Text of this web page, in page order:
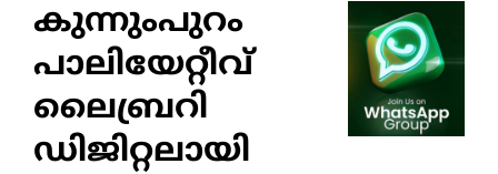
കുന്നുംപുറം
പാലിയേറ്റീവ്
ലൈബ്രറി
ഡിജിറ്റലായി